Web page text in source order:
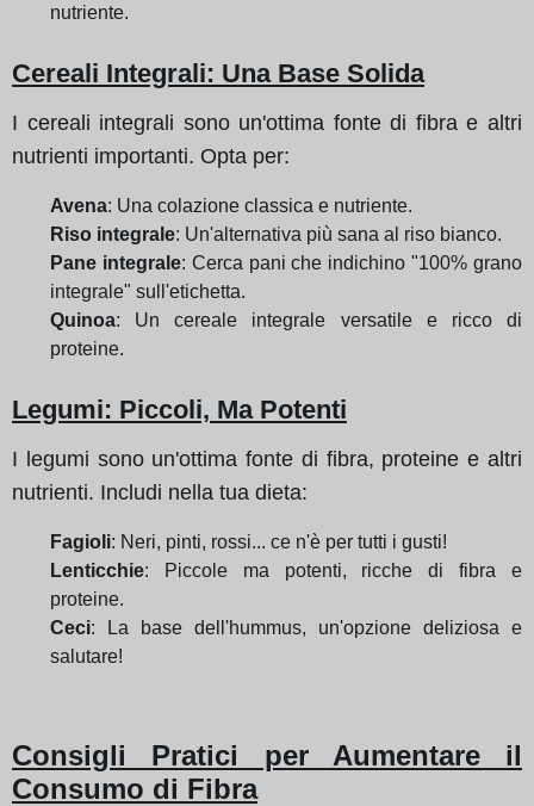
nutriente.
Cereali Integrali: Una Base Solida
I cereali integrali sono un'ottima fonte di fibra e altri
nutrienti importanti. Opta per:
Avena: Una colazione classica e nutriente.
Riso integrale: Un'alternativa più sana al riso bianco.
Pane integrale: Cerca pani che indichino "100% grano
integrale" sull'etichetta.
Quinoa: Un cereale integrale versatile e ricco di
proteine.
Legumi: Piccoli, Ma Potenti
I legumi sono un'ottima fonte di fibra, proteine e altri
nutrienti. Includi nella tua dieta:
Fagioli: Neri, pinti, rossi... ce n'è per tutti i gusti!
Lenticchie: Piccole ma potenti, ricche di fibra e
proteine.
Ceci: La base dell'hummus, un'opzione deliziosa e
salutare!
Consigli Pratici per Aumentare il
Consumo di Fibra